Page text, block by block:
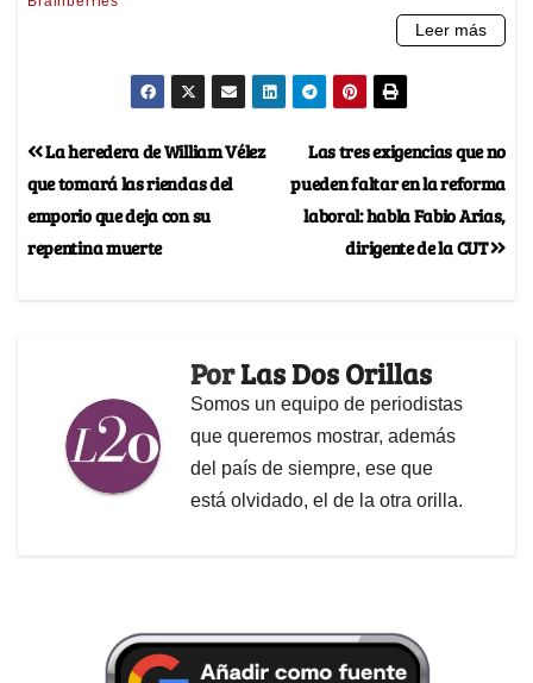
Las tres exigencias que no
pueden faltar en la reforma
laboral: habla Fabio Arias,
dirigente de la CUT
La heredera de William Vélez
que tomará las riendas del
emporio que deja con su
repentina muerte
PorLas Dos Orillas
Somos un equipo de periodistas
que queremos mostrar, además
del país de siempre, ese que
está olvidado, el de la otra orilla.